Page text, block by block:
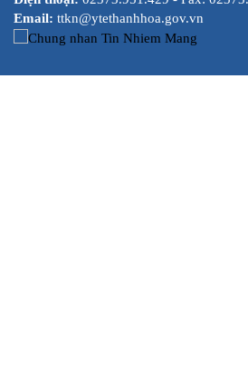
Email: ttkn@ytethanhhoa.gov.vn